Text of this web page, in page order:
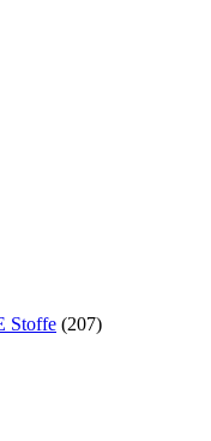
Stoffe (207)